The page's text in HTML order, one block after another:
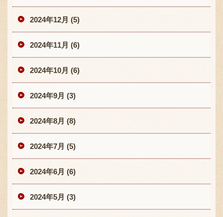
2024年12月 (5)
2024年11月 (6)
2024年10月 (6)
2024年9月 (3)
2024年8月 (8)
2024年7月 (5)
2024年6月 (6)
2024年5月 (3)